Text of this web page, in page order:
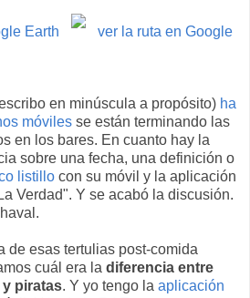
Earth ver la ruta en Google
en minúscula a propósito) ha
móviles se están terminando las
en los bares. En cuanto hay la
sobre una fecha, una definición o
listillo con su móvil y la aplicación
Verdad". Y se acabó la discusión.
de esas tertulias post-comida
cuál era la diferencia entre
piratas. Y yo tengo la aplicación